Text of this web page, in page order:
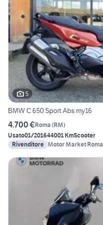
5
BMW C 650 Sport Abs my16
4.700 €Roma (RM)
Usato01/201644001 KmScooter
Rivenditore Motor Market Roma